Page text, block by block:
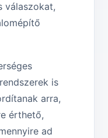
válaszokat,
is
arra,
érthető,
ad